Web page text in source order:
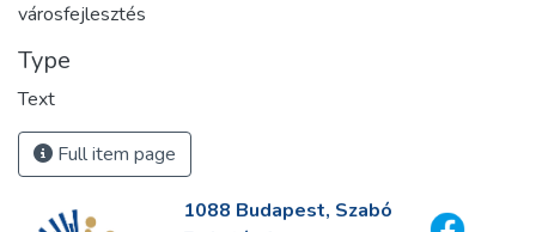
városfejlesztés
Type
Text
Full item page
1088 Budapest, Szabó